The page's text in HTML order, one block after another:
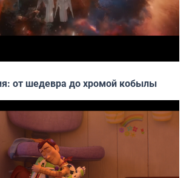
от шедевра до хромой кобылы